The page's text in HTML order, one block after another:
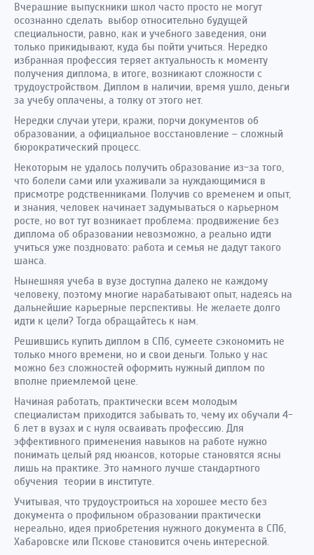
Вчерашние выпускники школ часто просто не могут
осознанно сделать выбор относительно будущей
специальности, равно, как и учебного заведения, они
только прикидывают, куда бы пойти учиться. Нередко
избранная профессия теряет актуальность к моменту
получения диплома, в итоге, возникают сложности с
трудоустройством. Диплом в наличии, время ушло, деньги
за учебу оплачены, а толку от этого нет.
Нередки случаи утери, кражи, порчи документов об
образовании, а официальное восстановление – сложный
бюрократический процесс.
Некоторым не удалось получить образование из-за того,
что болели сами или ухаживали за нуждающимися в
присмотре родственниками. Получив со временем и опыт,
и знания, человек начинает задумываться о карьерном
росте, но вот тут возникает проблема: продвижение без
диплома об образовании невозможно, а реально идти
учиться уже поздновато: работа и семья не дадут такого
шанса.
Нынешняя учеба в вузе доступна далеко не каждому
человеку, поэтому многие нарабатывают опыт, надеясь на
дальнейшие карьерные перспективы. Не желаете долго
идти к цели? Тогда обращайтесь к нам.
Решившись купить диплом в СПб, сумеете сэкономить не
только много времени, но и свои деньги. Только у нас
можно без сложностей оформить нужный диплом по
вполне приемлемой цене.
Начиная работать, практически всем молодым
специалистам приходится забывать то, чему их обучали 4-
6 лет в вузах и с нуля осваивать профессию. Для
эффективного применения навыков на работе нужно
понимать целый ряд нюансов, которые становятся ясны
лишь на практике. Это намного лучше стандартного
обучения теории в институте.
Учитывая, что трудоустроиться на хорошее место без
документа о профильном образовании практически
нереально, идея приобретения нужного документа в СПб,
Хабаровске или Пскове становится очень интересной.